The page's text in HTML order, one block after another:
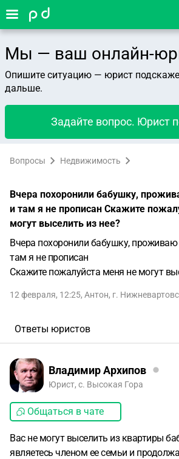
Мы — ваш онлайн-
Опишите ситуацию — юрист
дальше.
Задайте вопрос. Юрист
Вопросы Недвижимость
Вчера похоронили бабушку,
и там я не прописан Скажите
могут выселить из нее?
Вчера похоронили бабушку, проживаю
там я не прописан
Скажите пожалуйста меня не могут
12 февраля, 12:25, Антон, г.
Ответы юристов
Владимир Архипов
Юрист, с. Высокая Гора
Общаться в чате
Вас не могут выселить из квартиры
являетесь членом ее семьи и